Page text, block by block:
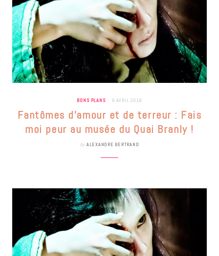
BONS PLANS 6 AVRIL 2018
Fantômes d’amour et de terreur : Fais
moi peur au musée du Quai Branly !
by ALEXANDRE BERTRAND